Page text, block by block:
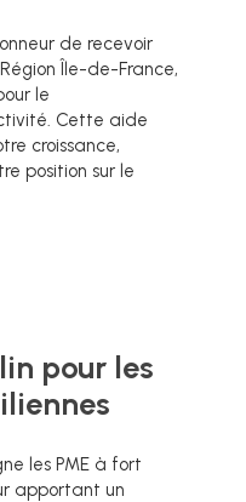
de recevoir
Île-de-France,
le
Cette aide
croissance,
position sur le
pour les
les PME à fort
apportant un